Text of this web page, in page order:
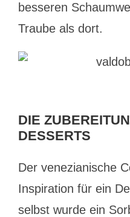
besseren
Traube als dort.
DIE
DESSERTS
Der venezianische
Inspiration für ein
selbst wurde ein